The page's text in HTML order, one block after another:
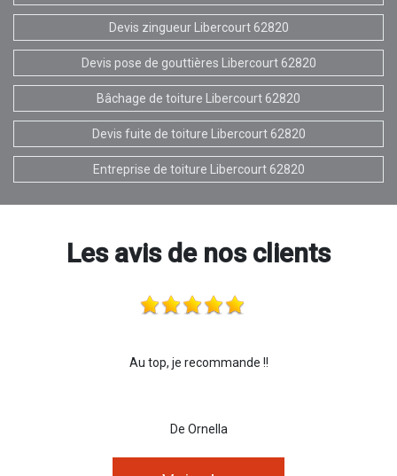
Devis zingueur Libercourt 62820
Devis pose de gouttières Libercourt 62820
Bâchage de toiture Libercourt 62820
Devis fuite de toiture Libercourt 62820
Entreprise de toiture Libercourt 62820
Les avis de nos clients
Au top, je recommande !!
De Ornella